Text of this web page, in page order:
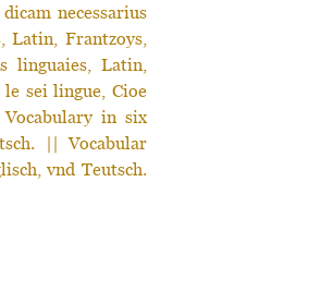
necessarius
Latin, Frantzoys,
linguaies, Latin,
sei lingue, Cioe
in six
|| Vocabular
vnd Teutsch.